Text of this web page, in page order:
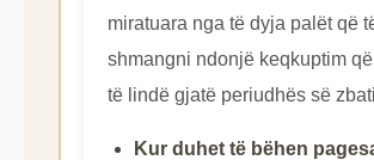
miratuara nga të dyja palët që
shmangni ndonjë keqkuptim
të lindë gjatë periudhës së
Kur duhet të bëhen